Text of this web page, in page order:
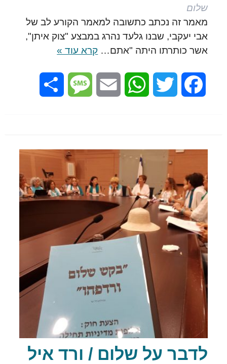
שלום
מאמר זה נכתב כתשובה למאמר הקורע לב של
אבי יעקבי, שבנו גלעד נהרג במבצע "צוק איתן",
אשר כותרתו היתה "אתם… קרא עוד »
Facebook
Twitter
WhatsApp
Email
Message
לדבר על שלום / ורד איל